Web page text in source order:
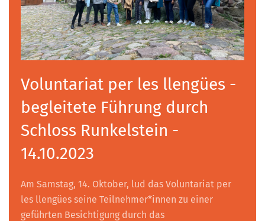
Voluntariat per les llengües -
begleitete Führung durch
Schloss Runkelstein -
14.10.2023
Am Samstag, 14. Oktober, lud das Voluntariat per
les llengües seine Teilnehmer*innen zu einer
geführten Besichtigung durch das